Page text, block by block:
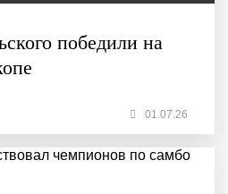
победили на
01.07.26